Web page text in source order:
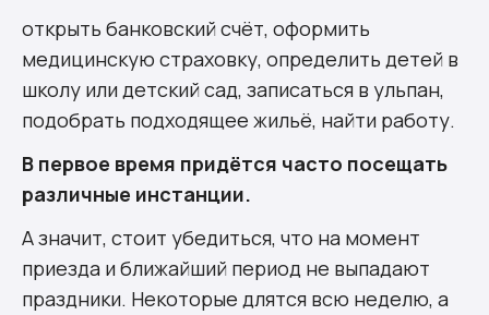
открыть банковский счёт, оформить
медицинскую страховку, определить детей в
школу или детский сад, записаться в ульпан,
подобрать подходящее жильё, найти работу.
В первое время придётся часто посещать
различные инстанции.
А значит, стоит убедиться, что на момент
приезда и ближайший период не выпадают
праздники. Некоторые длятся всю неделю, а